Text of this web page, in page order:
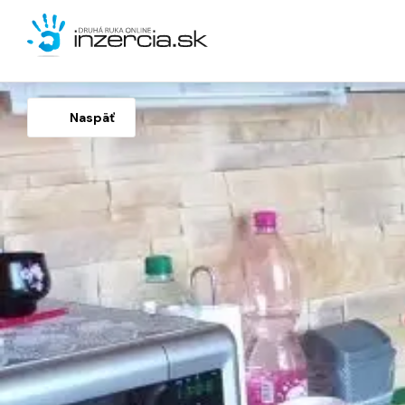
Naspäť